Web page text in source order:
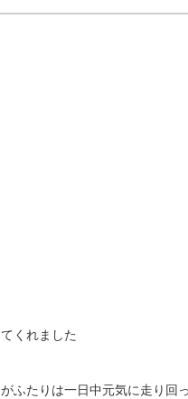
くれました
ふたりは一日中元気に走り回